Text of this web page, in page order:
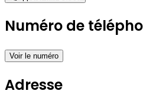
Numéro de
Voir le numéro
Adresse